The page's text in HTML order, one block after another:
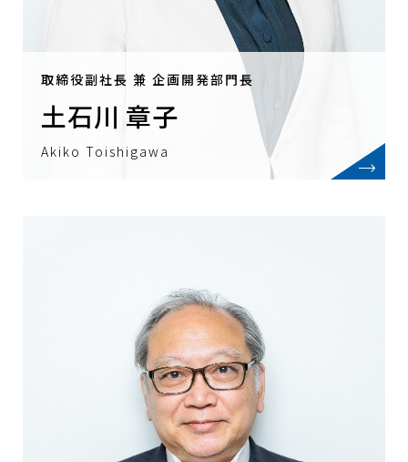
取締役副社長 兼 企画開発部門長
土石川 章子
Akiko Toishigawa